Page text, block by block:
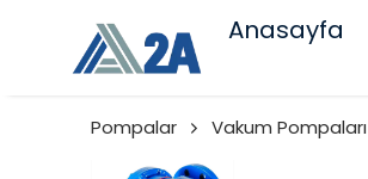
Anasayfa
Pompalar Vakum Pompaları